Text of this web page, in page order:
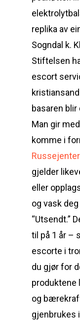
replika av
Sogndal k.
Stiftelsen
escort
basaren
Man gir
komme i
gjelder
eller
og vask
“Utsendt.”
til på 1 år –
escorte i
du gjør for
produktene
og
gjenbrukes